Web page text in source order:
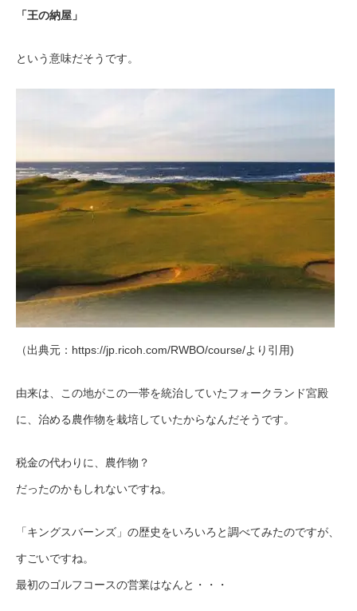
「王の納屋」
という意味だそうです。
（出典元：https://jp.ricoh.com/RWBO/course/より引用)
由来は、この地がこの一帯を統治していたフォークランド宮殿
に、治める農作物を栽培していたからなんだそうです。
税金の代わりに、農作物？
だったのかもしれないですね。
「キングスバーンズ」の歴史をいろいろと調べてみたのですが、
すごいですね。
最初のゴルフコースの営業はなんと・・・